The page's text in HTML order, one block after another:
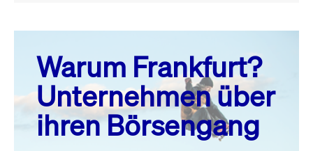
August 26
MO. DI. MI. DO. FR. SA. SO.
1
2
3
4 5 6 7 8
Warum Frankfurt?
Unternehmen über
ihren Börsengang